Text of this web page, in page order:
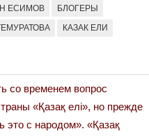
ЕСИМОВ БЛОГЕРЫ
КАЗАК ЕЛИ
со временем вопрос
«Қазақ елі», но прежде
это с народом». «Қазақ